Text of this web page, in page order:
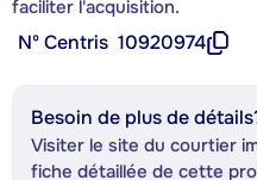
faciliter l'acquisition.
Nº Centris 10920974
Besoin de plus de
Visiter le site du courtier
fiche détaillée de cette